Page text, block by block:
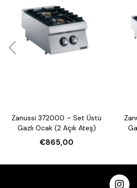
Zanussi 372000 – Set Üstü
Gazlı Ocak (2 Açık Ateş)
€865,00